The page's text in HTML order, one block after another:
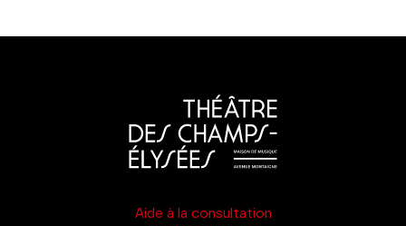
Aide à la consultation